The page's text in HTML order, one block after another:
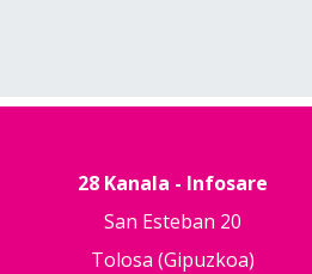
28 Kanala - Infosare
San Esteban 20
Tolosa (Gipuzkoa)